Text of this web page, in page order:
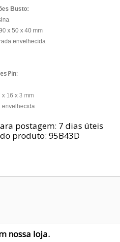
Busto:
x 50 x 40 mm
envelhecida
Pin:
x 16 x 3 mm
envelhecida
postagem: 7 dias úteis
produto: 95B43D
nossa loja.